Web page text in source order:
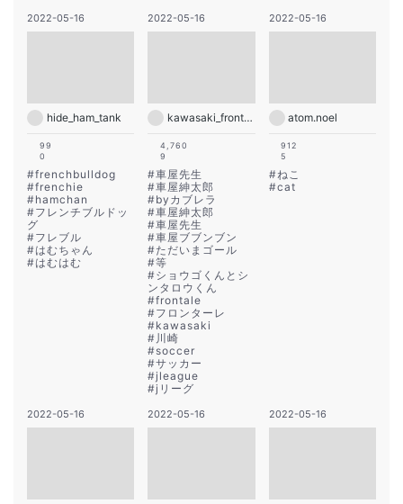
2022-05-16
hide_ham_tank
99
0
#frenchbulldog
#frenchie
#hamchan
#フレンチブルドッ
グ
#フレブル
#はむちゃん
#はむはむ
2022-05-16
kawasaki_frontale
4,760
9
#車屋先生
#車屋紳太郎
#byカブレラ
#車屋紳太郎
#車屋先生
#車屋ブブンブン
#ただいまゴール
#等
#ショウゴくんとシ
ンタロウくん
#frontale
#フロンターレ
#kawasaki
# 川崎
#soccer
#サッカー
#jleague
#jリーグ
2022-05-16
atom.noel
912
5
#ねこ
#cat
2022-05-16 2022-05-16 2022-05-16